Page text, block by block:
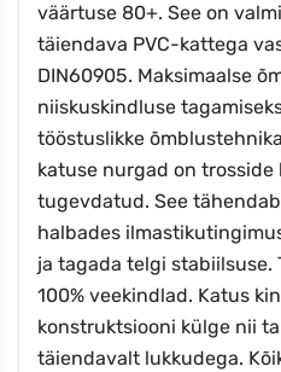
väärtuse 80+. See on
täiendava PVC-kattega
DIN60905. Maksimaalse
niiskuskindluse
tööstuslikke
katuse nurgad on trosside
tugevdatud. See
halbades
ja tagada telgi stabiilsuse.
100% veekindlad. Katus
konstruktsiooni külge nii
täiendavalt lukkudega.